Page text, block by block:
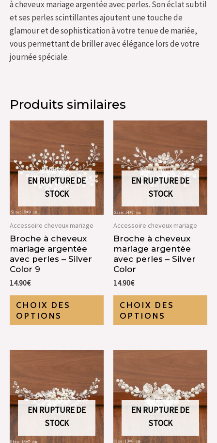
à cheveux mariage argentée avec perles. Son éclat subtil
et ses perles scintillantes ajoutent une touche de
glamour et de sophistication à votre tenue de mariée,
vous permettant de briller avec élégance lors de votre
journée spéciale.
Produits similaires
EN RUPTURE DE
STOCK
Accessoire cheveux mariage
Broche à cheveux
mariage argentée
avec perles – Silver
Color 9
14.90€
CHOIX DES
OPTIONS
EN RUPTURE DE
STOCK
Accessoire cheveux mariage
Broche à cheveux
mariage argentée
avec perles – Silver
Color
14.90€
CHOIX DES
OPTIONS
EN RUPTURE DE
STOCK
EN RUPTURE DE
STOCK